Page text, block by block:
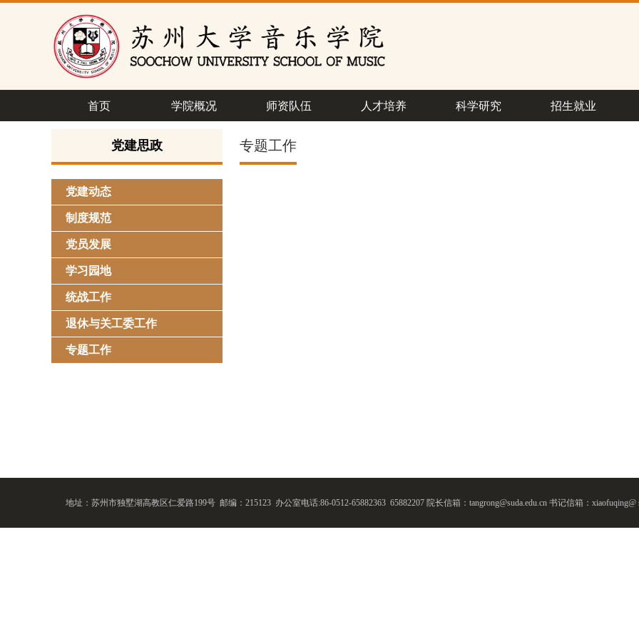
首页 学院概况 师资队伍 人才培养 科学研究 招生就业
党建思政
党建动态
制度规范
党员发展
学习园地
统战工作
退休与关工委工作
专题工作
专题工作
地址：苏州市独墅湖高教区仁爱路199号 邮编：215123 办公室电话:86-0512-65882363 65882207 院长信箱：tangrong@suda.edu.cn 书记信箱：xiaofuqing@